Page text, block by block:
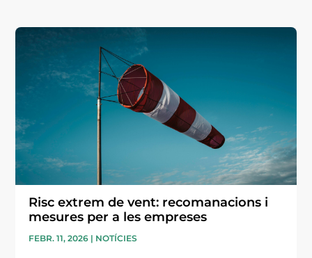
Risc extrem de vent: recomanacions i
mesures per a les empreses
FEBR. 11, 2026 | NOTÍCIES